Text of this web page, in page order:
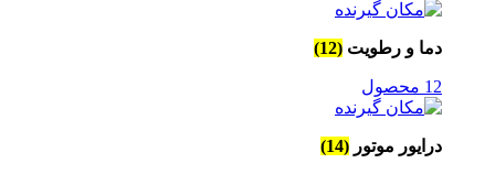
دما و رطویت (12)
12 محصول
درایور موتور (14)